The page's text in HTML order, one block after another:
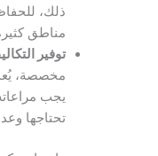
ذلك،
مناطق
توفير
مخصصة،
يجب
تحتاجها